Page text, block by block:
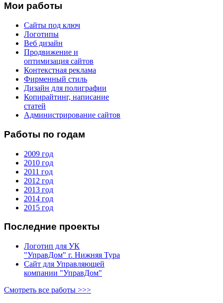
Мои работы
Сайты под ключ
Логотипы
Веб дизайн
Продвижение и
оптимизация сайтов
Контекстная реклама
Фирменный стиль
Дизайн для полиграфии
Копирайтинг, написание
статей
Администрирование сайтов
Работы по годам
2009 год
2010 год
2011 год
2012 год
2013 год
2014 год
2015 год
Последние проекты
Логотип для УК
"УправДом" г. Нижняя Тура
Сайт для Управляющей
компании "УправДом"
Смотреть все работы >>>